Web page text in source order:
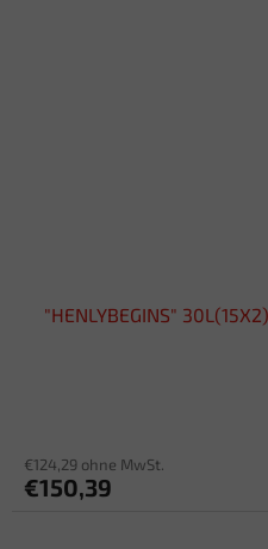
"HENLYBEGINS"
€124,29 ohne MwSt.
€150,39